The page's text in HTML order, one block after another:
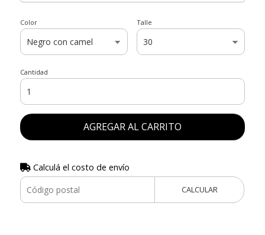
Color Talle
Cantidad
AGREGAR AL CARRITO
Calculá el costo de envío
CALCULAR